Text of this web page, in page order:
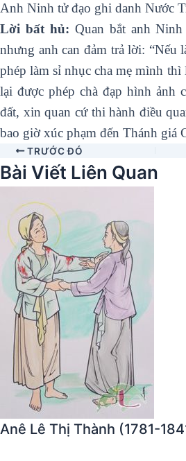
Anh Ninh tử đạo ghi danh Nước
Lời bất hủ: Quan bắt anh
nhưng anh can đảm trả lời: “Nếu
phép làm sỉ nhục cha mẹ mình
lại được phép chà đạp hình ảnh
đất, xin quan cứ thi hành điều
bao giờ xúc phạm đến Thánh giá
TRƯỚC ĐÓ
Bài Viết Liên Quan
Anê Lê Thị Thành (1781-